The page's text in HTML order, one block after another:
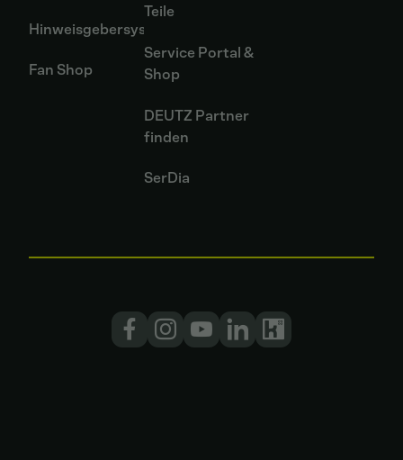
Hinweisgebersystem
Fan Shop
Teile
Service Portal &
Shop
DEUTZ Partner
finden
SerDia